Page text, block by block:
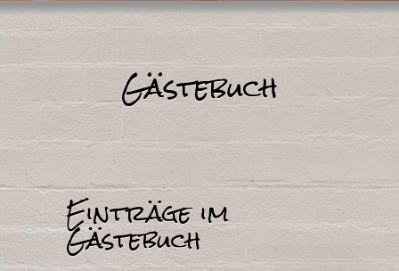
Gästebuch
Einträge im
Gästebuch